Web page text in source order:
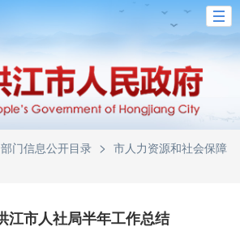
部门信息公开目录 > 市人力资源和社会保障
江市人社局半年工作总结